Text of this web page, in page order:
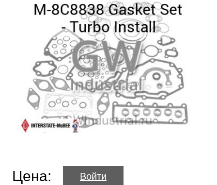
Цена: Войти